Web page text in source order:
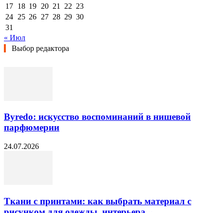
17 18 19 20 21 22 23
24 25 26 27 28 29 30
31
« Июл
Выбор редактора
Byredo: искусство воспоминаний в нишевой
парфюмерии
24.07.2026
Ткани с принтами: как выбрать материал с